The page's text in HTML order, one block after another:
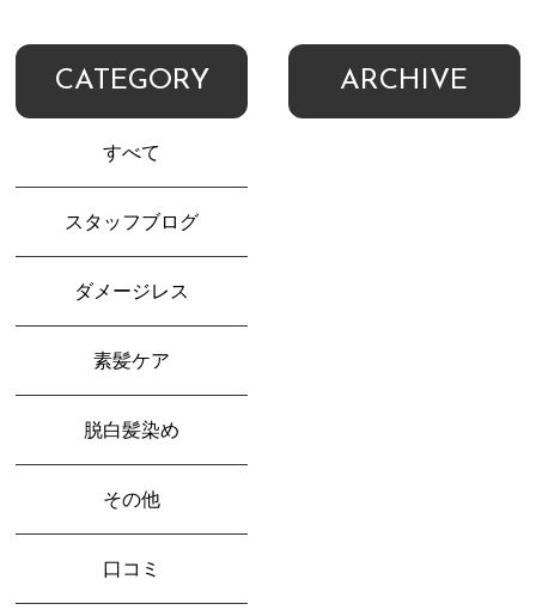
CATEGORY
すべて
スタッフブログ
ダメージレス
素髪ケア
脱白髪染め
その他
口コミ
ARCHIVE